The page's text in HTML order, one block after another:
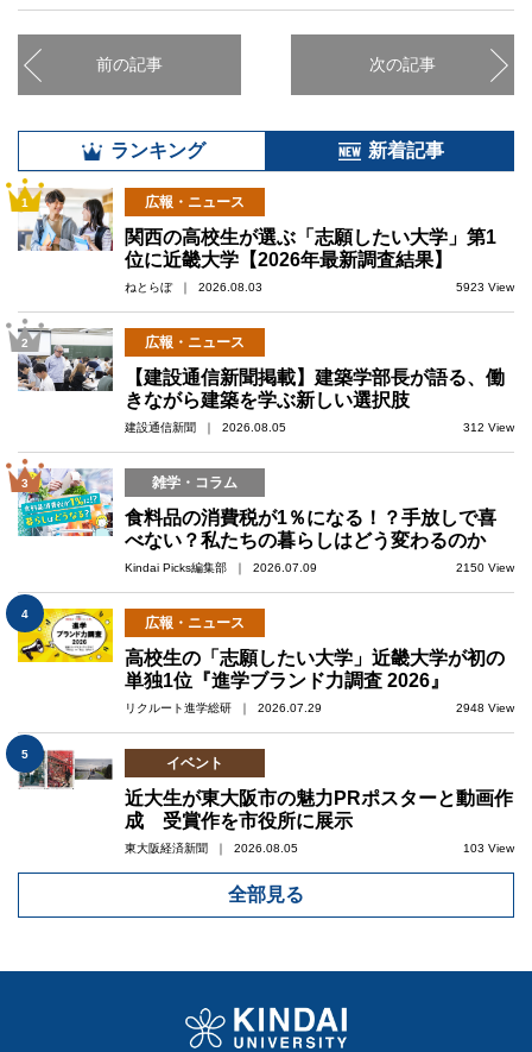
前の記事 次の記事
ランキング 新着記事
1 広報・ニュース
関西の高校生が選ぶ「志願したい大学」第1
位に近畿大学【2026年最新調査結果】
ねとらぼ ｜ 2026.08.03 5923 View
2 広報・ニュース
【建設通信新聞掲載】建築学部長が語る、働
きながら建築を学ぶ新しい選択肢
建設通信新聞 ｜ 2026.08.05 312 View
3 雑学・コラム
食料品の消費税が1％になる！？手放しで喜
べない？私たちの暮らしはどう変わるのか
Kindai Picks編集部 ｜ 2026.07.09 2150 View
4
広報・ニュース
高校生の「志願したい大学」近畿大学が初の
単独1位『進学ブランド力調査 2026』
リクルート進学総研 ｜ 2026.07.29 2948 View
5
イベント
近大生が東大阪市の魅力PRポスターと動画作
成 受賞作を市役所に展示
東大阪経済新聞 ｜ 2026.08.05 103 View
全部見る